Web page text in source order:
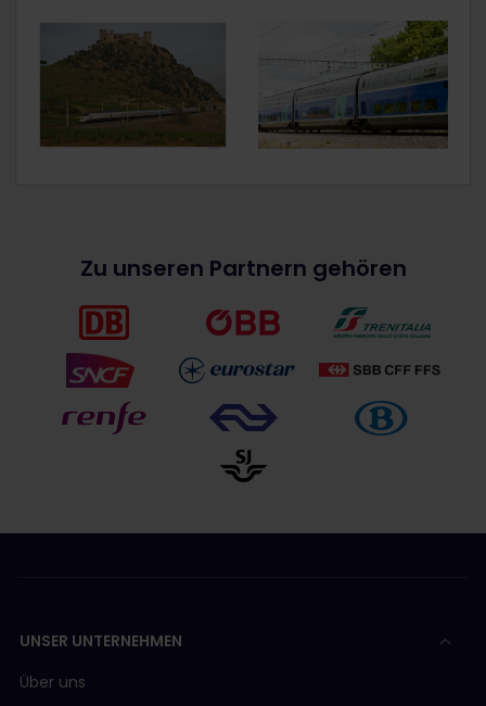
Zu unseren Partnern gehören
UNSER UNTERNEHMEN
Über uns